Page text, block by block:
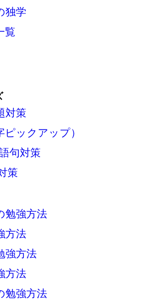
独学
覧
対策
ピックアップ）
句対策
策
勉強方法
方法
強方法
方法
勉強方法